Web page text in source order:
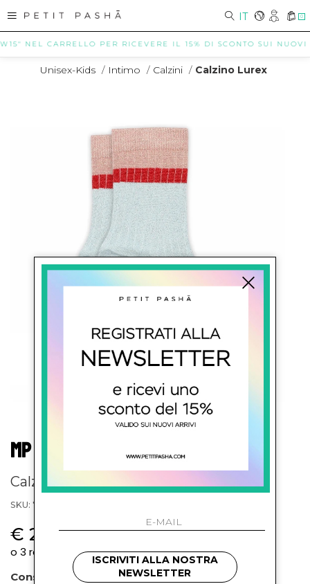
IT 0
NEL CARRELLO PER RICEVERE IL 15% DI SCONTO SUI NUOVI
Unisex-Kids / Intimo / Calzini / Calzino Lurex
MP KIDS
Calzino lurex
SKU: 791911161
€ 25.00
Consegna prevista entro 72 ore
ISCRIVITI ALLA NOSTRA
NEWSLETTER